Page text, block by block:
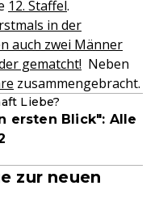
12. Staffel.
in der
auch zwei Männer
gematcht! Neben
zusammengebracht.
Liebe?
ersten Blick": Alle
zur neuen